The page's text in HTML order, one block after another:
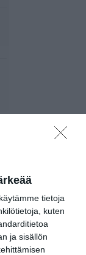
tietoja
kuten
ja sisällön